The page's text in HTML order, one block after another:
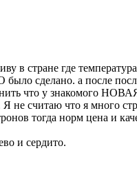
в стране где
сделано. а после
что у знакомого
не считаю что я много
тогда норм цена и
и сердито.